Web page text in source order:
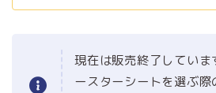
現在は販売終了してい
ースターシートを選ぶ